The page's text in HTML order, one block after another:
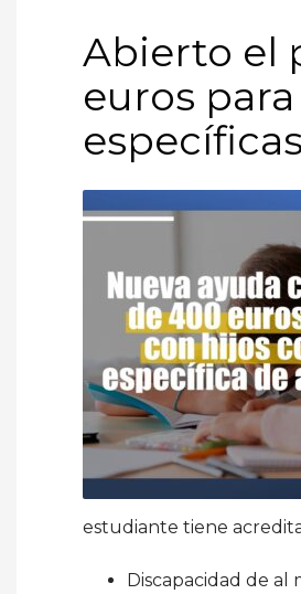
Abierto el
euros
estudiante tiene
Discapacidad de al